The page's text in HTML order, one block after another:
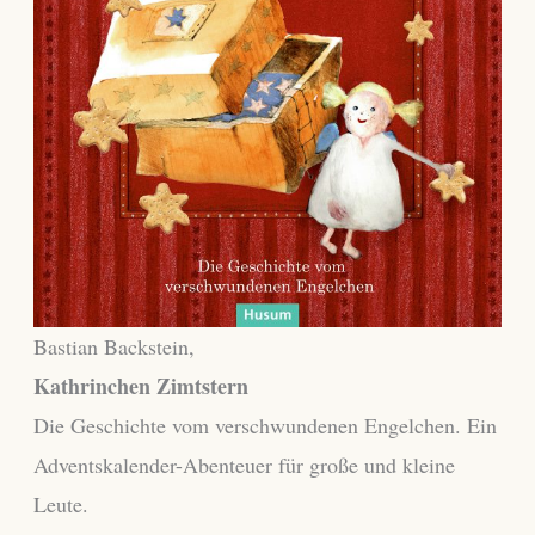
Bastian Backstein,
Kathrinchen Zimtstern
Die Geschichte vom verschwundenen Engelchen. Ein
Adventskalender-Abenteuer für große und kleine
Leute.